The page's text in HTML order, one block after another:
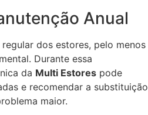
Anual
dos estores, pelo menos
Durante essa
da Multi Estores pode
e recomendar a substituição
maior.